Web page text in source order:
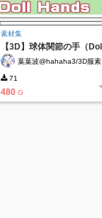
素材集
【3D】球体関節の手（Doll
Hands)葉葉波@hahaha3/3D服素
71
480 G